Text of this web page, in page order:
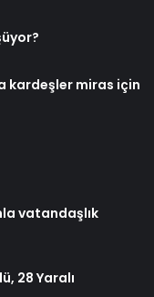
kardeşler miras için
vatandaşlık
28 Yaralı